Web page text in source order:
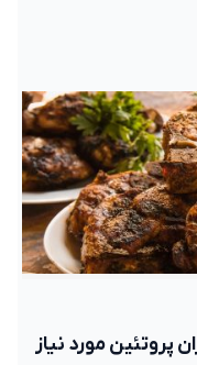
پروتئین مورد نیاز